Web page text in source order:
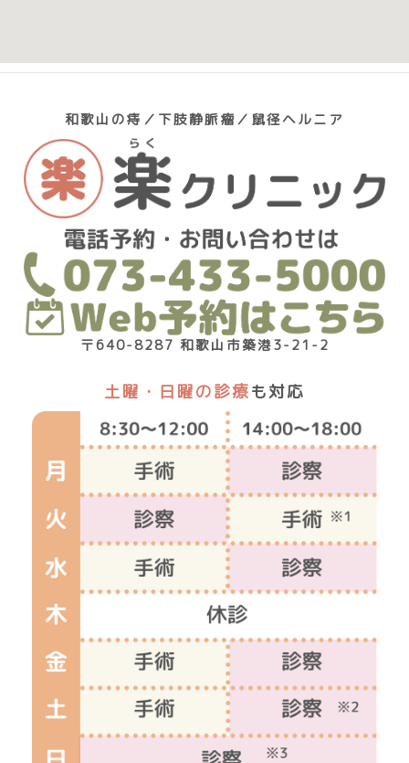
和歌山の痔／下肢静脈瘤／鼠径ヘルニア
〒640-8287 和歌山市築港3-21-2
土曜・日曜の診療も対応